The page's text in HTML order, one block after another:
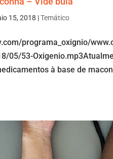
15, 2018 |Temático
programa_oxignio/
05/53-
à base de